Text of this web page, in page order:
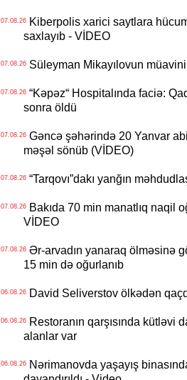
07.08.26Kiberpolis xarici saytlara
saxlayıb - VİDEO
07.08.26Süleyman Mikayılovun
07.08.26“Kəpəz“ Hospitalında faciə:
sonra öldü
07.08.26Gəncə şəhərində 20 Yanvar
məşəl sönüb (VİDEO)
07.08.26“Tarqovı”dakı yanğın
07.08.26Bakıda 70 min manatlıq naqil
VİDEO
07.08.26Ər-arvadın yanaraq ölməsinə
15 min də oğurlanıb
06.08.26David Seliverstov ölkədən
06.08.26Restoranın qarşısında kütləvi
alanlar var
06.08.26Nərimanovda yaşayış